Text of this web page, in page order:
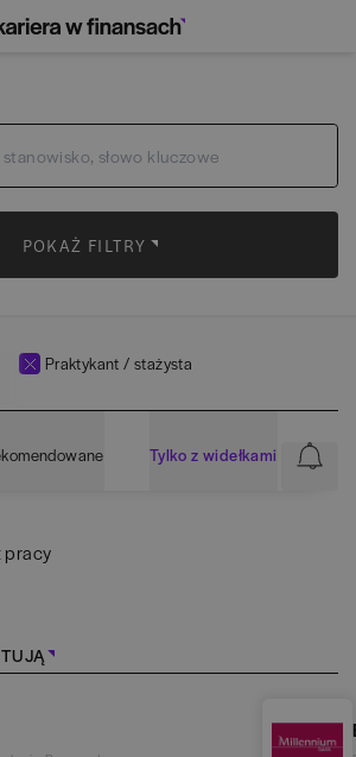
POKAŻ FILTRY
Praktykant / stażysta
Tylko z widełkami
pracy